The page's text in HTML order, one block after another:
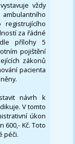
vždy
registrujícího
za řádné
přílohy 5
pojištění
zákonů
pacienta
návrh k
V tomto
úkon
600,- Kč. Toto
péči.